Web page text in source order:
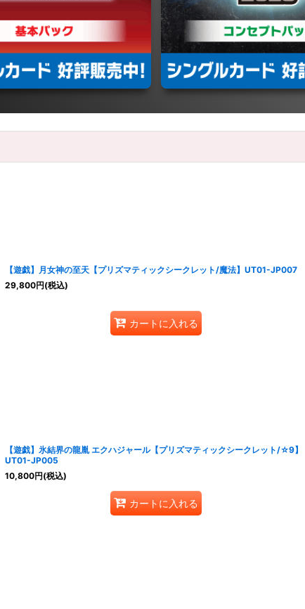
【遊戯】月女神の至天【プリズマティックシークレット/魔法】UT01-JP007
29,800円(税込)
カートに入れる
【遊戯】氷結界の龍胤 エクハジャール【プリズマティックシークレット/☆9】
UT01-JP005
10,800円(税込)
カートに入れる